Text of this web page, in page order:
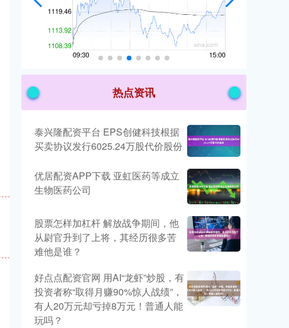
热点资讯
泰兴隆配资平台 EPS创健科技根据
买卖协议发行6025.24万股代价股份
优居配资APP下载 亚虹医药等成立
生物医药公司
股票怎样加杠杆 解放战争期间，他
从尉官升到了上将，其经历很多苦
难他是谁？
好点点配资官网 用AI“龙虾”炒股，有
投资者称“取得月赚90%惊人战绩”，
有人20万元却亏掉8万元！普通人能
玩吗？